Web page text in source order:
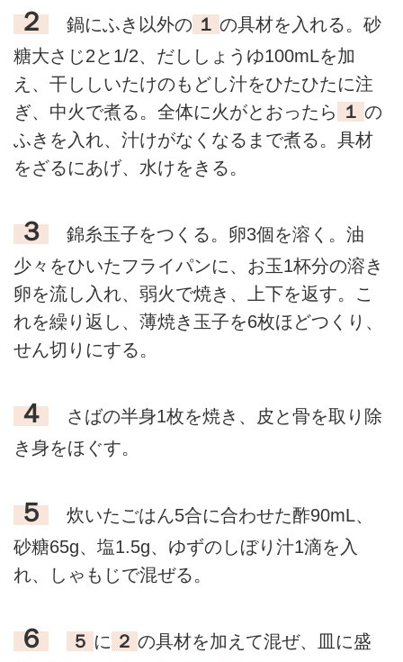
２ 鍋にふき以外の １ の具材を入れる。砂
糖大さじ2と1/2、だししょうゆ100mLを加
え、干ししいたけのもどし汁をひたひたに注
ぎ、中火で煮る。全体に火がとおったら １ の
ふきを入れ、汁けがなくなるまで煮る。具材
をざるにあげ、水けをきる。
３
錦糸玉子をつくる。卵3個を溶く。油
少々をひいたフライパンに、お玉1杯分の溶き
卵を流し入れ、弱火で焼き、上下を返す。こ
れを繰り返し、薄焼き玉子を6枚ほどつくり、
せん切りにする。
４
さばの半身1枚を焼き、皮と骨を取り除
き身をほぐす。
５
炊いたごはん5合に合わせた酢90mL、
砂糖65g、塩1.5g、ゆずのしぼり汁1滴を入
れ、しゃもじで混ぜる。
６ ５ に ２ の具材を加えて混ぜ、皿に盛